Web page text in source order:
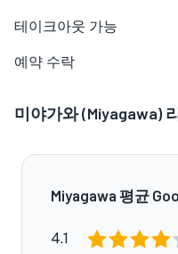
테이크아웃 가능
예약 수락
미야가와 (Miyagawa)
Miyagawa 평균
4.1